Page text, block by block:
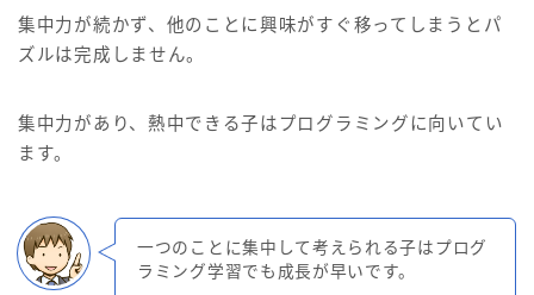
集中力が続かず、他のことに興味がすぐ移ってしまうとパ
ズルは完成しません。
集中力があり、熱中できる子はプログラミングに向いてい
ます。
一つのことに集中して考えられる子はプログ
ラミング学習でも成長が早いです。